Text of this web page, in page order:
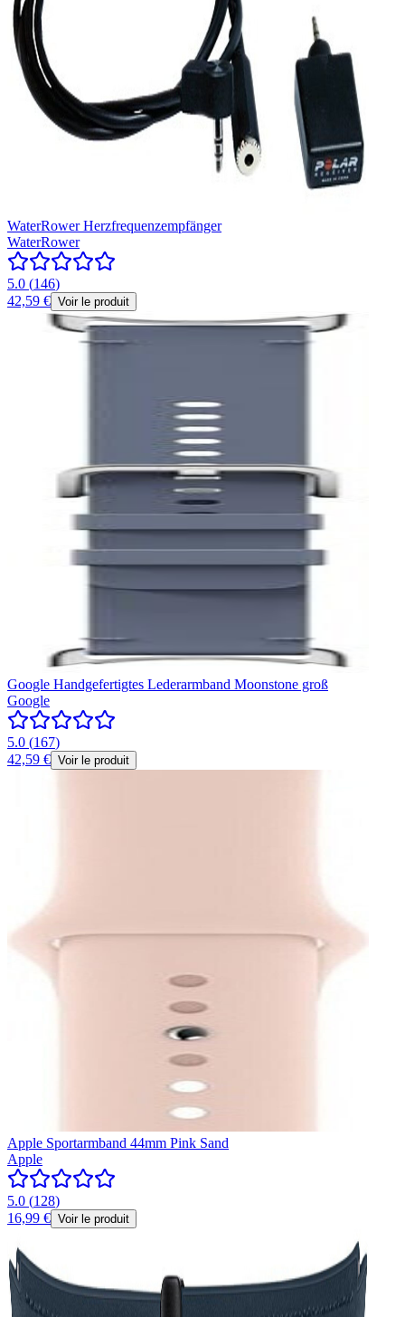
WaterRower Herzfrequenzempfänger
WaterRower
5.0 (146)
42,59 € Voir le produit
Google Handgefertigtes Lederarmband Moonstone groß
Google
5.0 (167)
42,59 € Voir le produit
Apple Sportarmband 44mm Pink Sand
Apple
5.0 (128)
16,99 € Voir le produit